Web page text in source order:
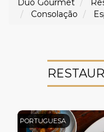
Duo Gourmet
Consolação
PORTUGUESA